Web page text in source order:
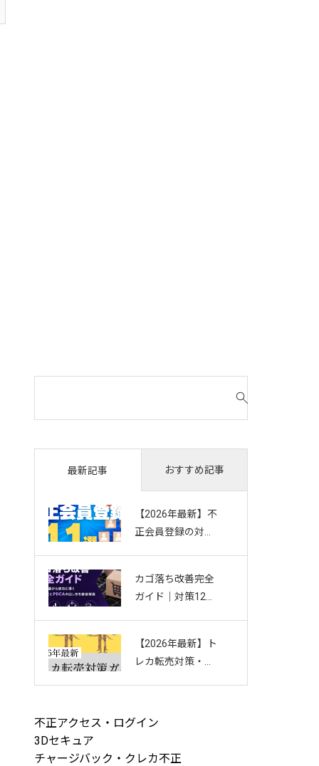
対
最新記事 おすすめ記事
【2026年最新】不
正会員登録の対策
アドを防ぐお悩み
別ガイド
カゴ落ち改善完全
ガイド｜対策12選
回し方を徹底解説
【2026年最新】ト
レカ転売対策・完
不正アクセス・ログイン
3Dセキュア
チャージバック・クレカ不正